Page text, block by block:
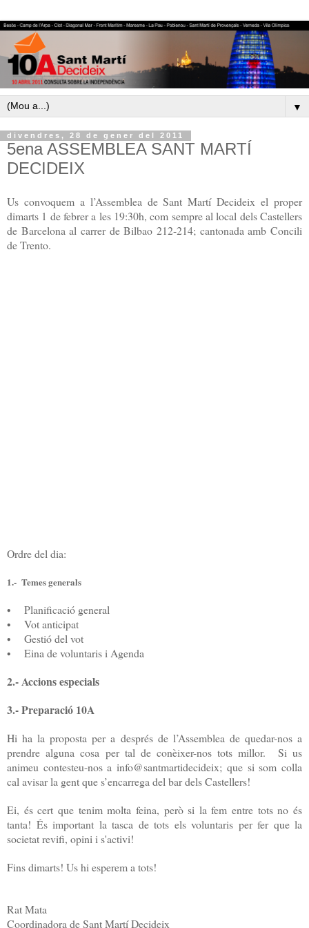
▼
divendres, 28 de gener del 2011
5ena ASSEMBLEA SANT MARTÍ
DECIDEIX
Us convoquem a l’Assemblea de Sant Martí Decideix el proper
dimarts 1 de febrer a les 19:30h, com sempre al local dels Castellers
de Barcelona al carrer de Bilbao 212-214; cantonada amb Concili
de Trento.
Ordre del dia:
1.- Temes generals
• Planificació general
• Vot anticipat
• Gestió del vot
• Eina de voluntaris i Agenda
2.- Accions especials
3.- Preparació 10A
Hi ha la proposta per a després de l’Assemblea de quedar-nos a
prendre alguna cosa per tal de conèixer-nos tots millor. Si us
animeu contesteu-nos a info@santmartidecideix; que si som colla
cal avisar la gent que s’encarrega del bar dels Castellers!
Ei, és cert que tenim molta feina, però si la fem entre tots no és
tanta! És important la tasca de tots els voluntaris per fer que la
societat revifi, opini i s'activi!
Fins dimarts! Us hi esperem a tots!
Rat Mata
Coordinadora de Sant Martí Decideix